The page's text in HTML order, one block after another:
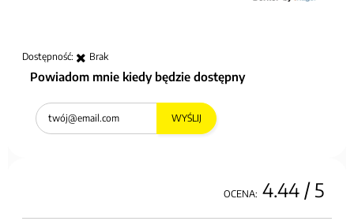
Dostępność: Brak
Powiadom mnie kiedy będzie dostępny
WYŚLIJ
OCENA: 4.44 / 5